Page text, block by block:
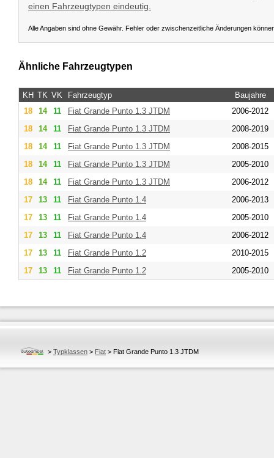
einen Fahrzeugtypen eindeutig.
Alle Angaben sind ohne Gewähr. Fehler oder zwischenzeitliche Änderungen
Ähnliche Fahrzeugtypen
KH TK VK Fahrzeugtyp
Baujahre
18
14 11 Fiat Grande Punto 1.3 JTDM
2006-2012
18
14 11 Fiat Grande Punto 1.3 JTDM
2008-2019
18
14 11 Fiat Grande Punto 1.3 JTDM
2008-2015
18
14 11 Fiat Grande Punto 1.3 JTDM
2005-2010
18
14 11 Fiat Grande Punto 1.3 JTDM
2006-2012
17
13 11 Fiat Grande Punto 1.4
2006-2013
17
13 11 Fiat Grande Punto 1.4
2005-2010
17
13 11 Fiat Grande Punto 1.4
2006-2012
17
13 11 Fiat Grande Punto 1.2
2010-2015
17
13 11 Fiat Grande Punto 1.2 2005-2010
> Typklassen > Fiat > Fiat Grande Punto 1.3 JTDM